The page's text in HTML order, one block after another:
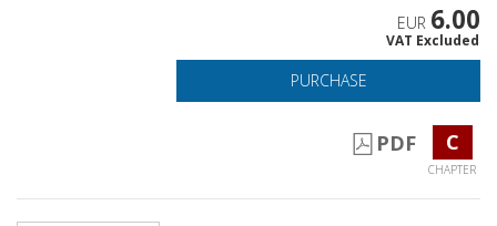
EUR 6.00
VAT Excluded
PURCHASE
PDF C
CHAPTER